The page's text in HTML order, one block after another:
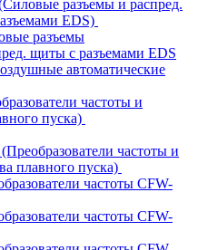
разъемы и распред.
EDS)
разъемы
щиты с разъемами EDS
автоматические
частоты и
пуска)
частоты и
плавного пуска)
частоты CFW-
частоты CFW-